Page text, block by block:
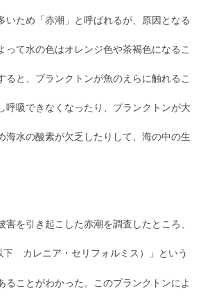
いため「赤潮」と呼ばれるが、原因となる
って水の色はオレンジ色や茶褐色になるこ
ると、プランクトンが魚のえらに触れるこ
呼吸できなくなったり、プランクトンが大
海水の酸素が欠乏したりして、海の中の生
害を引き起こした赤潮を調査したところ、
下 カレニア・セリフォルミス）」という
ることがわかった。このプランクトンによ